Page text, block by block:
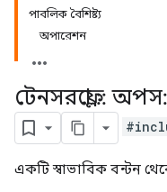
পাবলিক বৈশিষ্ট্য
অপারেশন
টেনসরফ্লো:: অপস
একটি স্বাভাবিক বন্টন